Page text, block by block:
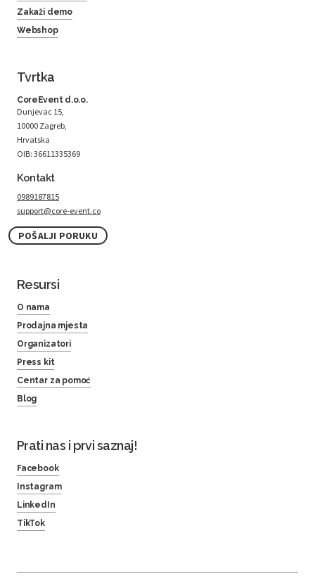
Zakaži demo
Webshop
Tvrtka
CoreEvent d.o.o.
Dunjevac 15,
10000 Zagreb,
Hrvatska
OIB: 36611335369
Kontakt
0989187815
support@core-event.co
POŠALJI PORUKU
Resursi
O nama
Prodajna mjesta
Organizatori
Press kit
Centar za pomoć
Blog
Prati nas i prvi saznaj!
Facebook
Instagram
LinkedIn
TikTok